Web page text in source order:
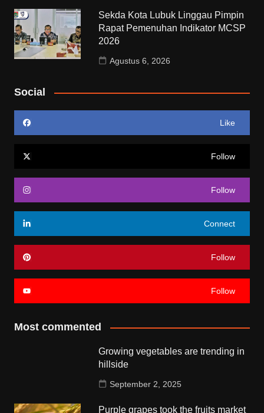
Sekda Kota Lubuk Linggau Pimpin
Rapat Pemenuhan Indikator MCSP
2026
Agustus 6, 2026
Social
Like
Follow
Follow
Connect
Follow
Follow
Most commented
Growing vegetables are trending in
hillside
September 2, 2025
Purple grapes took the fruits market